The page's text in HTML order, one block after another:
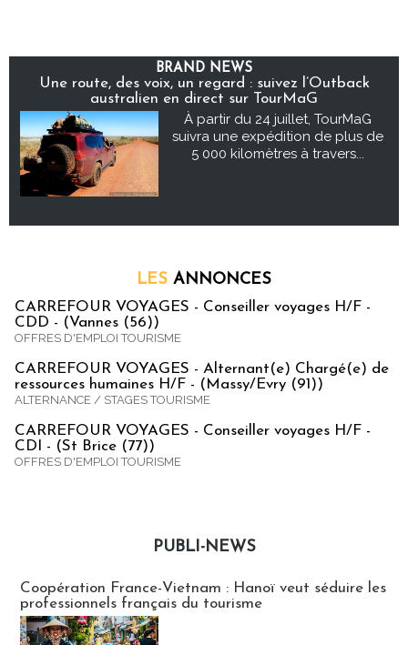
BRAND NEWS
Une route, des voix, un regard : suivez l’Outback
australien en direct sur TourMaG
À partir du 24 juillet, TourMaG
suivra une expédition de plus de
5 000 kilomètres à travers...
LES ANNONCES
CARREFOUR VOYAGES - Conseiller voyages H/F -
CDD - (Vannes (56))
OFFRES D'EMPLOI TOURISME
CARREFOUR VOYAGES - Alternant(e) Chargé(e) de
ressources humaines H/F - (Massy/Evry (91))
ALTERNANCE / STAGES TOURISME
CARREFOUR VOYAGES - Conseiller voyages H/F -
CDI - (St Brice (77))
OFFRES D'EMPLOI TOURISME
PUBLI-NEWS
Coopération France-Vietnam : Hanoï veut séduire les
professionnels français du tourisme